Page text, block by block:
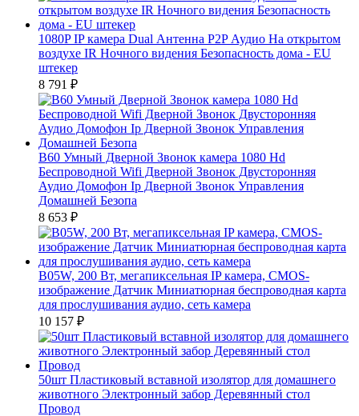
1080P IP камера Dual Антенна P2P Аудио На открытом
воздухе IR Ночного видения Безопасность дома - EU
штекер
8 791 ₽
B60 Умный Дверной Звонок камера 1080 Hd
Беспроводной Wifi Дверной Звонок Двусторонняя
Аудио Домофон Ip Дверной Звонок Управления
Домашней Безопа
8 653 ₽
B05W, 200 Вт, мегапиксельная IP камера, CMOS-
изображение Датчик Миниатюрная беспроводная карта
для прослушивания аудио, сеть камера
10 157 ₽
50шт Пластиковый вставной изолятор для домашнего
животного Электронный забор Деревянный стол
Провод